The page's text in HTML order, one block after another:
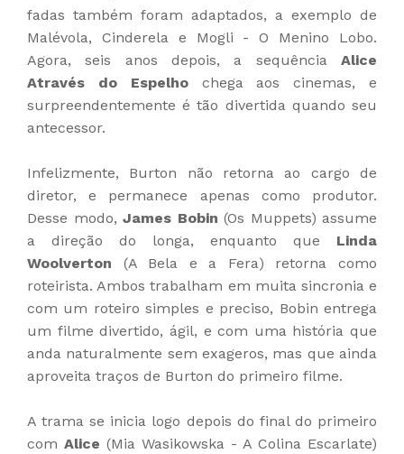
fadas também foram adaptados, a exemplo de
Malévola, Cinderela e Mogli - O Menino Lobo.
Agora, seis anos depois, a sequência Alice
Através do Espelhochega aos cinemas, e
surpreendentemente é tão divertida quando seu
antecessor.
Infelizmente, Burton não retorna ao cargo de
diretor, e permanece apenas como produtor.
Desse modo, James Bobin (Os Muppets) assume
a direção do longa, enquanto que Linda
Woolverton (A Bela e a Fera) retorna como
roteirista. Ambos trabalham em muita sincronia e
com um roteiro simples e preciso, Bobin entrega
um filme divertido, ágil, e com uma história que
anda naturalmente sem exageros, mas que ainda
aproveita traços de Burton do primeiro filme.
A trama se inicia logo depois do final do primeiro
com Alice (Mia Wasikowska - A Colina Escarlate)